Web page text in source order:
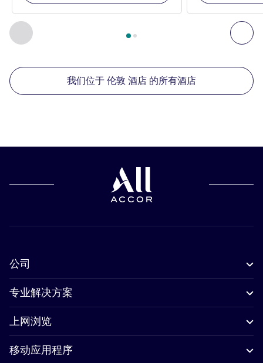
上一个 - 我们在附近的其他酒店 下
第 1页，共 , 我们在附近的其他酒店 1 :, 我们在附近的
我们位于 伦敦 酒店 的所有酒店
公司
专业解决方案
上网浏览
移动应用程序